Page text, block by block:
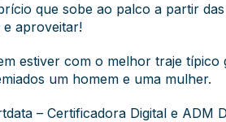
que sobe ao palco a partir
aproveitar!
estiver com o melhor traje
um homem e uma mulher.
– Certificadora Digital e ADM